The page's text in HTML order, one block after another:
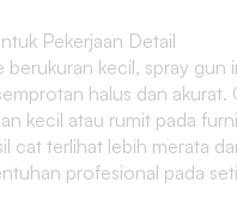
Pekerjaan Detail
berukuran kecil, spray gun
halus dan
kecil atau rumit pada
cat terlihat lebih merata
profesional pada